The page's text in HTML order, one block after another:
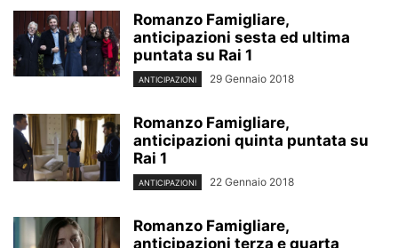
Romanzo Famigliare,
anticipazioni sesta ed ultima
puntata su Rai 1
ANTICIPAZIONI 29 Gennaio 2018
Romanzo Famigliare,
anticipazioni quinta puntata su
Rai 1
ANTICIPAZIONI 22 Gennaio 2018
Romanzo Famigliare,
anticipazioni terza e quarta